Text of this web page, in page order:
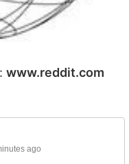
www.reddit.com
ago